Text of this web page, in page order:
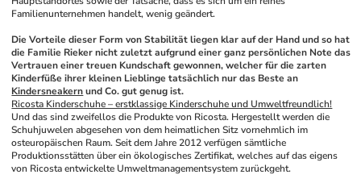
Familienunternehmen handelt, wenig geändert.
Die Vorteile dieser Form von Stabilität liegen klar auf der Hand und so hat
die Familie Rieker nicht zuletzt aufgrund einer ganz persönlichen Note das
Vertrauen einer treuen Kundschaft gewonnen, welcher für die zarten
Kindersneakern und Co. gut genug ist.
Ricosta Kinderschuhe – erstklassige Kinderschuhe und Umweltfreundlich!
Und das sind zweifellos die Produkte von Ricosta. Hergestellt werden die
Schuhjuwelen abgesehen von dem heimatlichen Sitz vornehmlich im
osteuropäischen Raum. Seit dem Jahre 2012 verfügen sämtliche
Produktionsstätten über ein ökologisches Zertifikat, welches auf das eigens
von Ricosta entwickelte Umweltmanagementsystem zurückgeht.